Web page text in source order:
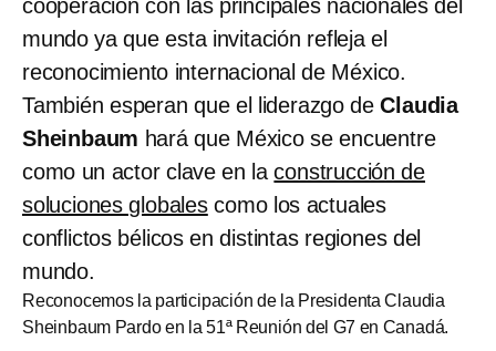
cooperación con las principales nacionales del
mundo ya que esta invitación refleja el
reconocimiento internacional de México.
También esperan que el liderazgo deClaudia
Sheinbaum hará que México se encuentre
como un actor clave en laconstrucción de
soluciones globalescomo los actuales
conflictos bélicos en distintas regiones del
mundo.
Reconocemos la participación de la Presidenta Claudia
Sheinbaum Pardo en la 51ª Reunión del G7 en Canadá.